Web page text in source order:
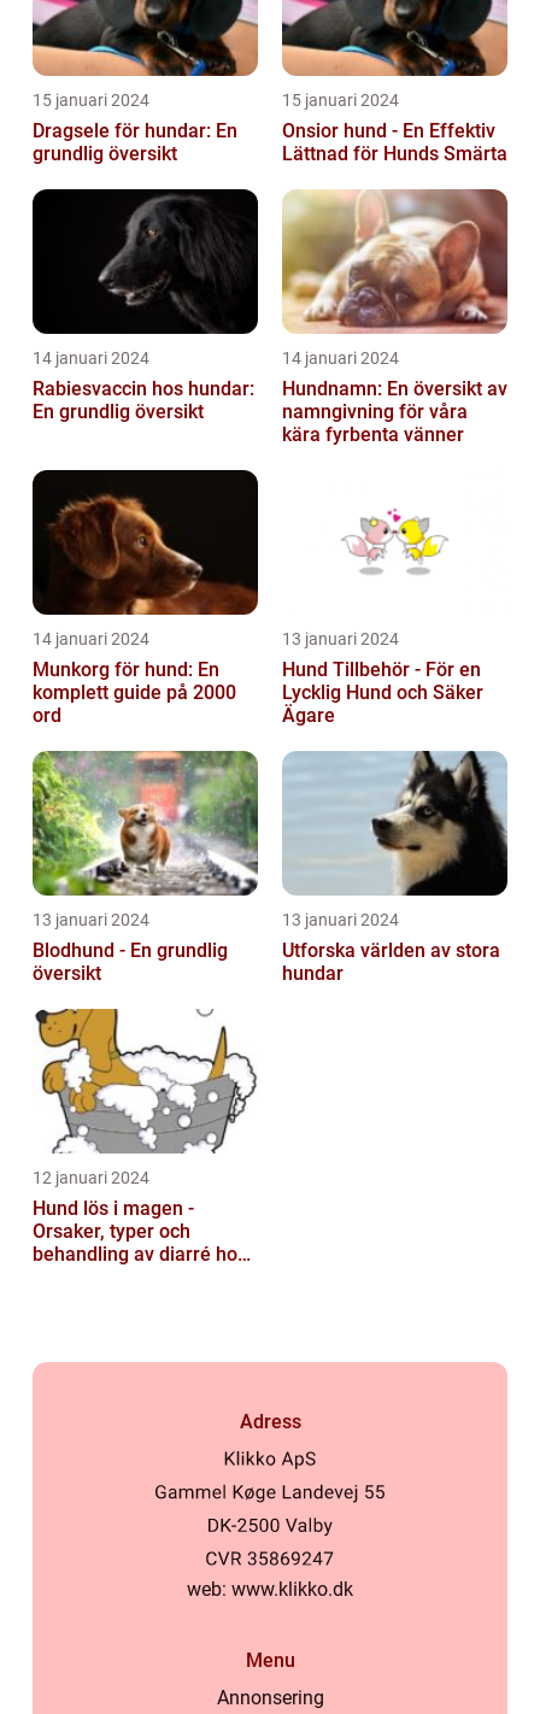
15 januari 2024
Dragsele för hundar: En
grundlig översikt
15 januari 2024
Onsior hund - En Effektiv
Lättnad för Hunds Smärta
14 januari 2024
Rabiesvaccin hos hundar:
En grundlig översikt
14 januari 2024
Hundnamn: En översikt av
namngivning för våra
kära fyrbenta vänner
14 januari 2024
Munkorg för hund: En
komplett guide på 2000
ord
13 januari 2024
Hund Tillbehör - För en
Lycklig Hund och Säker
Ägare
13 januari 2024
Blodhund - En grundlig
översikt
13 januari 2024
Utforska världen av stora
hundar
12 januari 2024
Hund lös i magen -
Orsaker, typer och
behandling av diarré hos
Adress
web: www.klikko.dk
Menu
Annonsering